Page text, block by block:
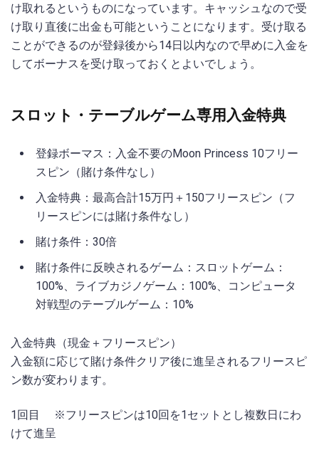
け取れるというものになっています。キャッシュなので受
け取り直後に出金も可能ということになります。受け取る
ことができるのが登録後から14日以内なので早めに入金を
してボーナスを受け取っておくとよいでしょう。
スロット・テーブルゲーム専用入金特典
登録ボーマス：入金不要のMoon Princess 10フリー
スピン（賭け条件なし）
入金特典：最高合計15万円＋150フリースピン（フ
リースピンには賭け条件なし）
賭け条件：30倍
賭け条件に反映されるゲーム：スロットゲーム：
100%、ライブカジノゲーム：100%、コンピュータ
対戦型のテーブルゲーム：10%
入金特典（現金＋フリースピン）
入金額に応じて賭け条件クリア後に進呈されるフリースピ
ン数が変わります。
1回目 ※フリースピンは10回を1セットとし複数日にわ
けて進呈